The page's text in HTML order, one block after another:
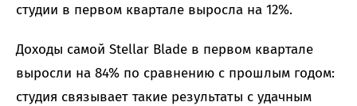
студии в первом квартале выросла на 12%.
Доходы самой Stellar Blade в первом квартале
выросли на 84% по сравнению с прошлым годом:
студия связывает такие результаты с удачным